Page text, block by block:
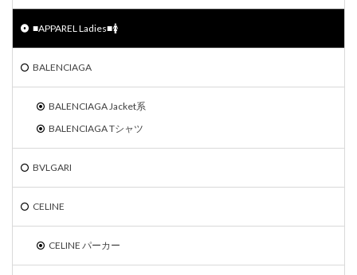
■APPAREL Ladies■🚺
BALENCIAGA
BALENCIAGA Jacket系
BALENCIAGA Tシャツ
BVLGARI
CELINE
CELINE パーカー